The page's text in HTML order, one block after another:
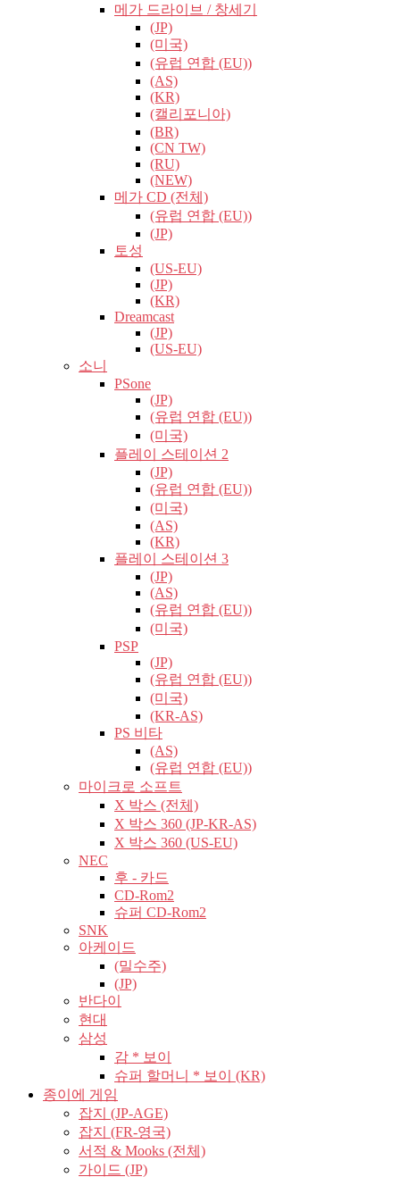
메가 드라이브 / 창세기
(JP)
(미국)
(유럽​​ 연합 (EU))
(AS)
(KR)
(캘리포니아)
(BR)
(CN TW)
(RU)
(NEW)
메가 CD (전체)
(유럽​​ 연합 (EU))
(JP)
토성
(US-EU)
(JP)
(KR)
Dreamcast
(JP)
(US-EU)
소니
PSone
(JP)
(유럽​​ 연합 (EU))
(미국)
플레이 스테이션 2
(JP)
(유럽​​ 연합 (EU))
(미국)
(AS)
(KR)
플레이 스테이션 3
(JP)
(AS)
(유럽​​ 연합 (EU))
(미국)
PSP
(JP)
(유럽​​ 연합 (EU))
(미국)
(KR-AS)
PS 비타
(AS)
(유럽​​ 연합 (EU))
마이크로 소프트
X 박스 (전체)
X 박스 360 (JP-KR-AS)
X 박스 360 (US-EU)
NEC
후 - 카드
CD-Rom2
슈퍼 CD-Rom2
SNK
아케이드
(밀수주)
(JP)
반다이
현대
삼성
감 * 보이
슈퍼 할머니 * 보이 (KR)
종이에 게임
잡지 (JP-AGE)
잡지 (FR-영국)
서적 & Mooks (전체)
가이드 (JP)